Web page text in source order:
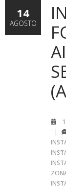
14
AGOSTO